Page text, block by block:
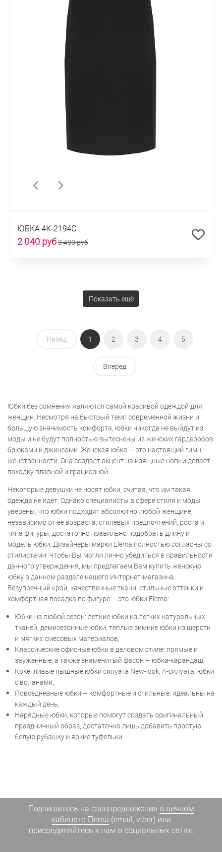
ЮБКА 4К-2194С
2 040 руб3 400 руб
Показать ещё
Назад 1 2 3 4 5
Вперед
Юбки без сомнения являются самой красивой одеждой для
женщин. Несмотря на быстрый темп современной жизни и
большую значимость комфорта, юбки никогда не выйдут из
моды и не будут полностью вытеснены из женских гардеробов
брюками и джинсами. Женская юбка – это настоящий гимн
женственности. Она создает акцент на изящные ноги и делает
походку плавной и грациозной.
Некоторые девушки не носят юбки, считая, что им такая
одежда не идет. Однако специалисты в сфере стиля и моды
уверены, что юбки подходят абсолютно любой женщине,
независимо от ее возраста, стилевых предпочтений, роста и
типа фигуры, достаточно правильно подобрать длину и
модель юбки. Дизайнеры марки Elema полностью согласны со
стилистами! Чтобы Вы могли лично убедиться в правильности
данного утверждения, мы предлагаем Вам купить женскую
юбку в данном разделе нашего Интернет-магазина.
Безупречный крой, качественные ткани, стильные оттенки и
комфортная посадка по фигуре – это юбки Elema:
Юбки на любой сезон: летние юбки из легких натуральных
тканей, демисезонные юбки, теплые зимние юбки из шерсти
и мягких смесовых материалов,
Классические офисные юбки в деловом стиле: прямые и
зауженные, а также знаменитый фасон – юбка-карандаш,
Кокетливые пышные юбки силуэта New-look, А-силуэта, юбки
с воланами,
Повседневные юбки – комфортные и стильные, идеальны на
каждый день,
Нарядные юбки, которые помогут создать оригинальный
праздничный образ, достаточно лишь добавить простую
белую рубашку и яркие туфельки.
Подпишитесь на спецпредложения в личном
кабинете Elema (email, viber) или
присоединяйтесь к нам в социальных сетях.